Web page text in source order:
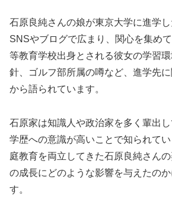
石原良純さんの娘が東京大学に進学
SNSやブログで広まり、関心を集め
等教育学校出身とされる彼女の学習
針、ゴルフ部所属の噂など、進学先
から語られています。
石原家は知識人や政治家を多く輩出し
学歴への意識が高いことで知られて
庭教育を両立してきた石原良純さん
の成長にどのような影響を与えたの
す。